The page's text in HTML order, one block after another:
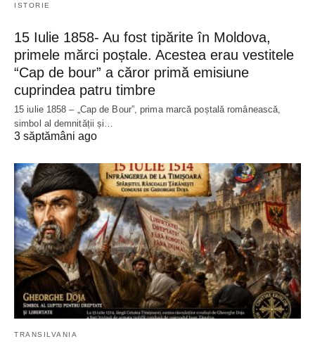
ISTORIE
15 Iulie 1858- Au fost tipărite în Moldova,
primele mărci poștale. Acestea erau vestitele
“Cap de bour” a căror primă emisiune
cuprindea patru timbre
15 iulie 1858 – „Cap de Bour”, prima marcă poștală românească,
simbol al demnității și…
3 săptămâni ago
TRANSILVANIA